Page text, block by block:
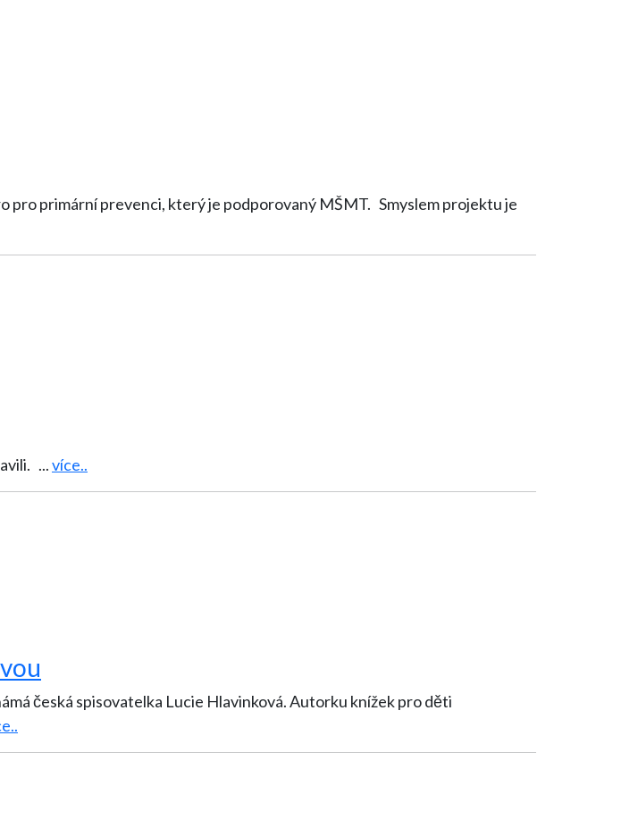
pro primární prevenci, který je podporovaný MŠMT. Smyslem projektu je
pobavili. ...více..
česká spisovatelka Lucie Hlavinková. Autorku knížek pro děti